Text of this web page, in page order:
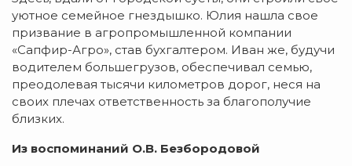
уютное семейное гнездышко. Юлия нашла свое
призвание в агропромышленной компании
«Сапфир-Агро», став бухгалтером. Иван же, будучи
водителем большегрузов, обеспечивал семью,
преодолевая тысячи километров дорог, неся на
своих плечах ответственность за благополучие
близких.
Из воспоминаний О.В. Безбородовой